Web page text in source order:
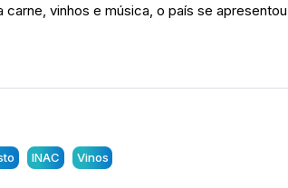
carne, vinhos e música, o país se
INAC Vinos